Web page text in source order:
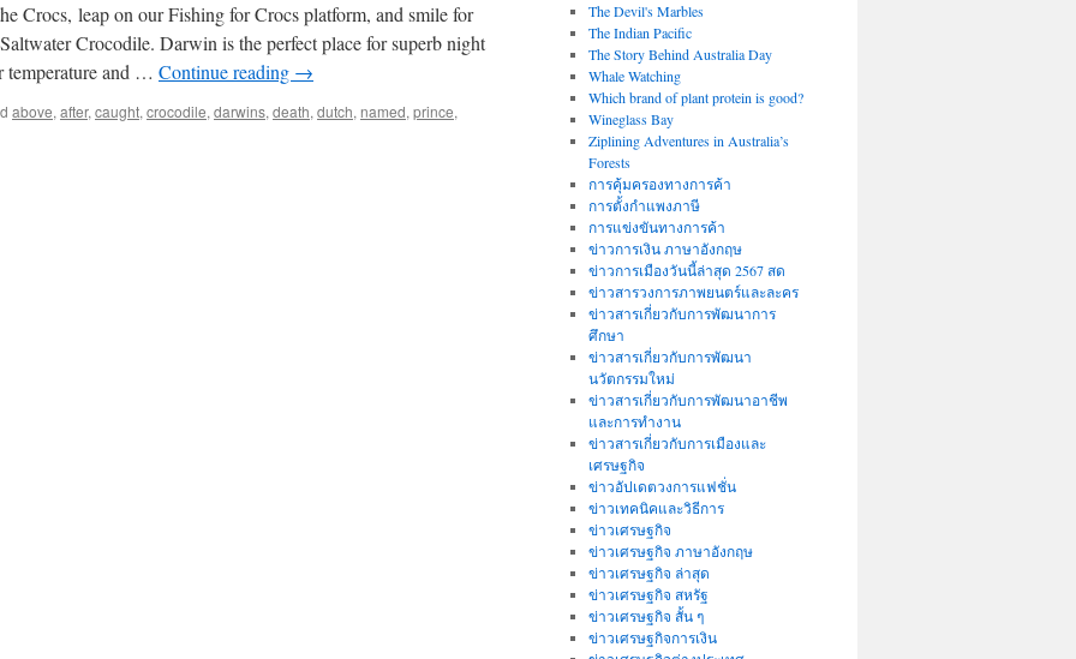
Crocs, leap on our Fishing for Crocs platform, and smile for
Crocodile. Darwin is the perfect place for superb night
temperature and … Continue reading →
above, after, caught, crocodile, darwins, death, dutch, named, prince,
The Devil's Marbles
The Indian Pacific
The Story Behind Australia Day
Whale Watching
Which brand of plant protein is good?
Wineglass Bay
Ziplining Adventures in Australia’s
Forests
การคุ้มครองทางการค้า
การตั้งกำแพงภาษี
การแข่งขันทางการค้า
ข่าวการเงิน ภาษาอังกฤษ
ข่าวการเมืองวันนี้ล่าสุด 2567 สด
ข่าวสารวงการภาพยนตร์และละคร
ข่าวสารเกี่ยวกับการพัฒนาการ
ศึกษา
ข่าวสารเกี่ยวกับการพัฒนา
นวัตกรรมใหม่
ข่าวสารเกี่ยวกับการพัฒนาอาชีพ
และการทำงาน
ข่าวสารเกี่ยวกับการเมืองและ
เศรษฐกิจ
ข่าวอัปเดตวงการแฟชั่น
ข่าวเทคนิคและวิธีการ
ข่าวเศรษฐกิจ
ข่าวเศรษฐกิจ ภาษาอังกฤษ
ข่าวเศรษฐกิจ ล่าสุด
ข่าวเศรษฐกิจ สหรัฐ
ข่าวเศรษฐกิจ สั้น ๆ
ข่าวเศรษฐกิจการเงิน